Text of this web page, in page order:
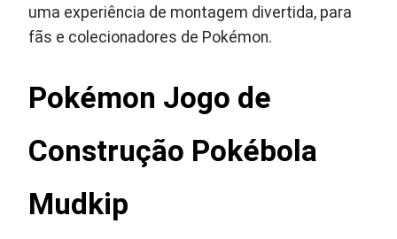
uma experiência de montagem divertida, para
fãs e colecionadores de Pokémon.
Pokémon Jogo de
Construção Pokébola
Mudkip